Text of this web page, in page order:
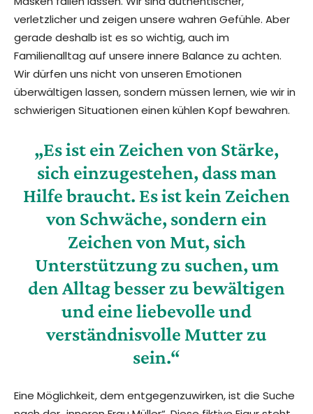
verletzlicher und zeigen unsere wahren Gefühle. Aber
gerade deshalb ist es so wichtig, auch im
Familienalltag auf unsere innere Balance zu achten.
Wir dürfen uns nicht von unseren Emotionen
überwältigen lassen, sondern müssen lernen, wie wir in
schwierigen Situationen einen kühlen Kopf bewahren.
„Es ist ein Zeichen von Stärke,
sich einzugestehen, dass man
Hilfe braucht. Es ist kein Zeichen
von Schwäche, sondern ein
Zeichen von Mut, sich
Unterstützung zu suchen, um
den Alltag besser zu bewältigen
und eine liebevolle und
verständnisvolle Mutter zu
sein.“
Eine Möglichkeit, dem entgegenzuwirken, ist die Suche